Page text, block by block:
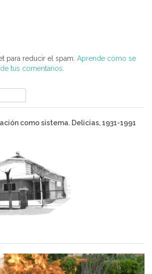
para reducir el spam. Aprende cómo se
tus comentarios.
como sistema. Delicias, 1931-1991